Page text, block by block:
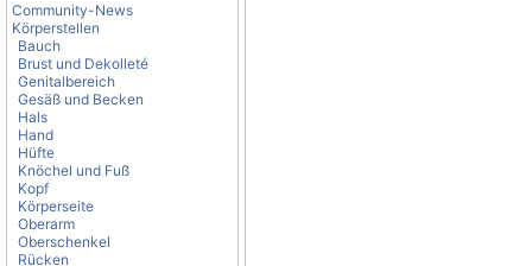
Community-News
Körperstellen
Bauch
Brust und Dekolleté
Genitalbereich
Gesäß und Becken
Hals
Hand
Hüfte
Knöchel und Fuß
Kopf
Körperseite
Oberarm
Oberschenkel
Rücken